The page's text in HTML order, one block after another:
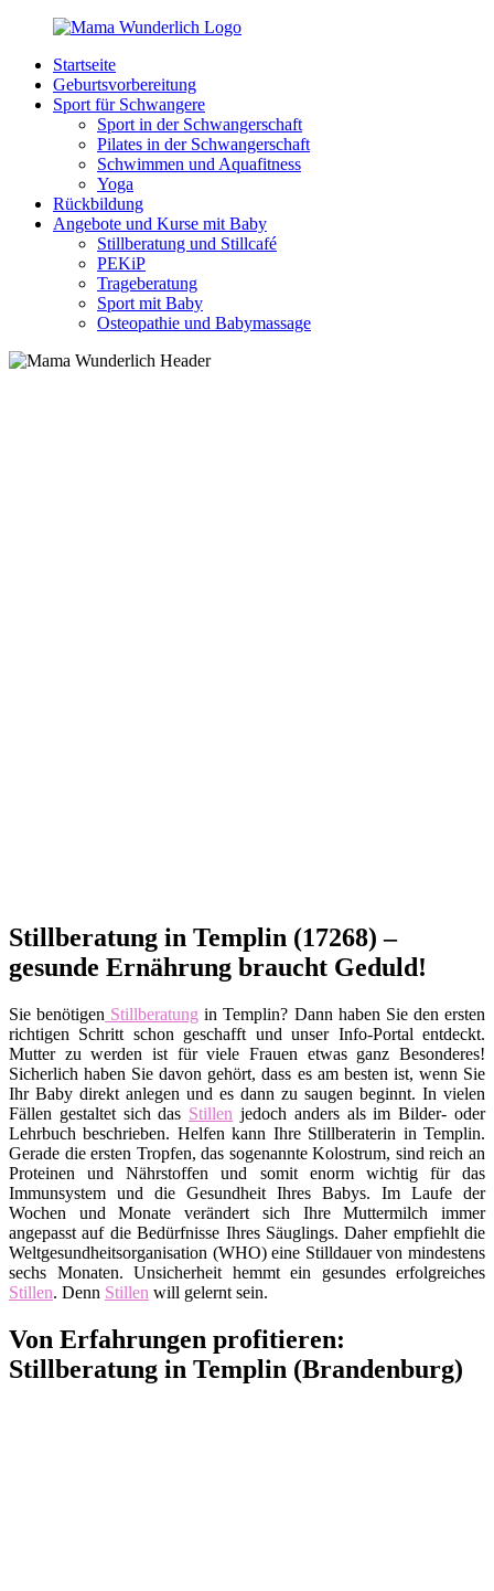
Zurück
Inhalt
MamaWunderlich.de
Mutti
sein
wunderbar!
Startseite
Geburtsvorbereitung
Sport für Schwangere
Sport in der Schwangerschaft
Pilates in der Schwangerschaft
Schwimmen und Aquafitness
Yoga
Rückbildung
Angebote und Kurse mit Baby
Stillberatung und Stillcafé
PEKiP
Trageberatung
Sport mit Baby
Osteopathie und Babymassage
Stillberatung in Templin (17268) –
gesunde Ernährung braucht Geduld!
Sie benötigen Stillberatung in Templin? Dann haben Sie den ersten
richtigen Schritt schon geschafft und unser Info-Portal entdeckt.
Mutter zu werden ist für viele Frauen etwas ganz Besonderes!
Sicherlich haben Sie davon gehört, dass es am besten ist, wenn Sie
Ihr Baby direkt anlegen und es dann zu saugen beginnt. In vielen
Fällen gestaltet sich das Stillen jedoch anders als im Bilder- oder
Lehrbuch beschrieben. Helfen kann Ihre Stillberaterin in Templin.
Gerade die ersten Tropfen, das sogenannte Kolostrum, sind reich an
Proteinen und Nährstoffen und somit enorm wichtig für das
Immunsystem und die Gesundheit Ihres Babys. Im Laufe der
Wochen und Monate verändert sich Ihre Muttermilch immer
angepasst auf die Bedürfnisse Ihres Säuglings. Daher empfiehlt die
Weltgesundheitsorganisation (WHO) eine Stilldauer von mindestens
sechs Monaten. Unsicherheit hemmt ein gesundes erfolgreiches
Stillen. Denn Stillen will gelernt sein.
Von Erfahrungen profitieren:
Stillberatung in Templin (Brandenburg)